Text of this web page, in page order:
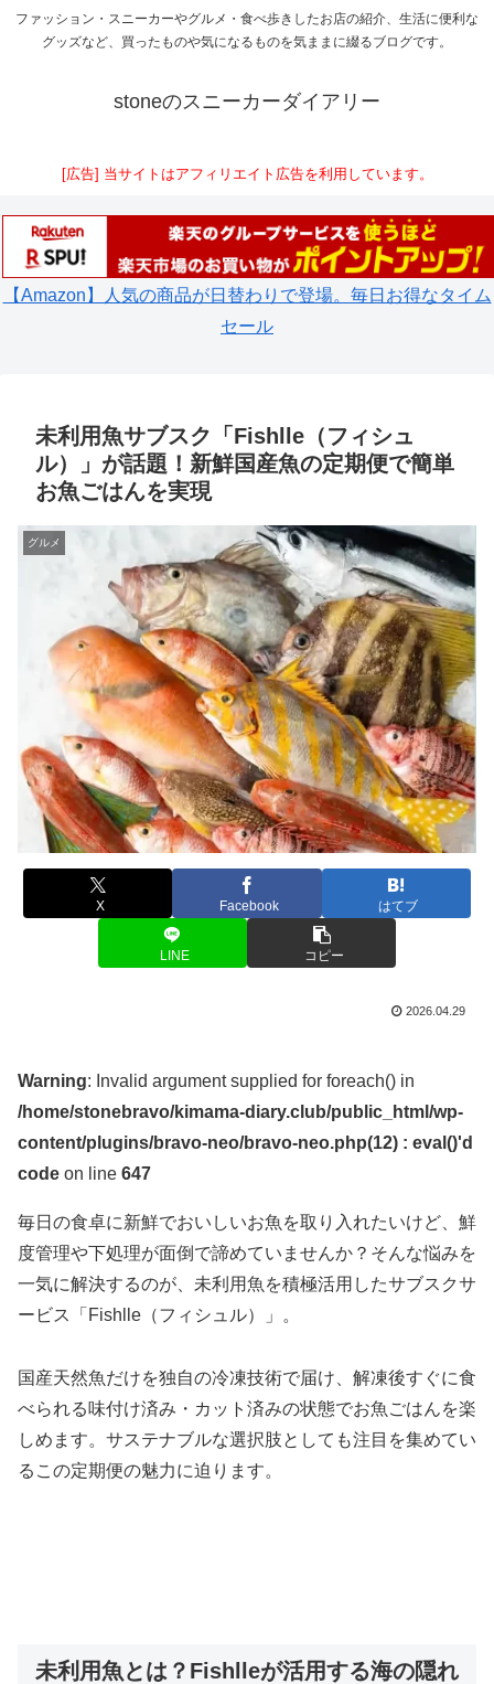
ファッション・スニーカーやグルメ・食べ歩きしたお店の紹介、生活に便利な
グッズなど、買ったものや気になるものを気ままに綴るブログです。
stoneのスニーカーダイアリー
[広告] 当サイトはアフィリエイト広告を利用しています。
【Amazon】人気の商品が日替わりで登場。毎日お得なタイム
セール
未利用魚サブスク「Fishlle（フィシュ
ル）」が話題！新鮮国産魚の定期便で簡単
お魚ごはんを実現
グルメ
X Facebook はてブ
LINE コピー
2026.04.29
Warning: Invalid argument supplied for foreach() in
/home/stonebravo/kimama-diary.club/public_html/wp-
content/plugins/bravo-neo/bravo-neo.php(12) : eval()'d
code on line 647
毎日の食卓に新鮮でおいしいお魚を取り入れたいけど、鮮
度管理や下処理が面倒で諦めていませんか？そんな悩みを
一気に解決するのが、未利用魚を積極活用したサブスクサ
ービス「Fishlle（フィシュル）」。
国産天然魚だけを独自の冷凍技術で届け、解凍後すぐに食
べられる味付け済み・カット済みの状態でお魚ごはんを楽
しめます。サステナブルな選択肢としても注目を集めてい
るこの定期便の魅力に迫ります。
未利用魚とは？Fishlleが活用する海の隠れ